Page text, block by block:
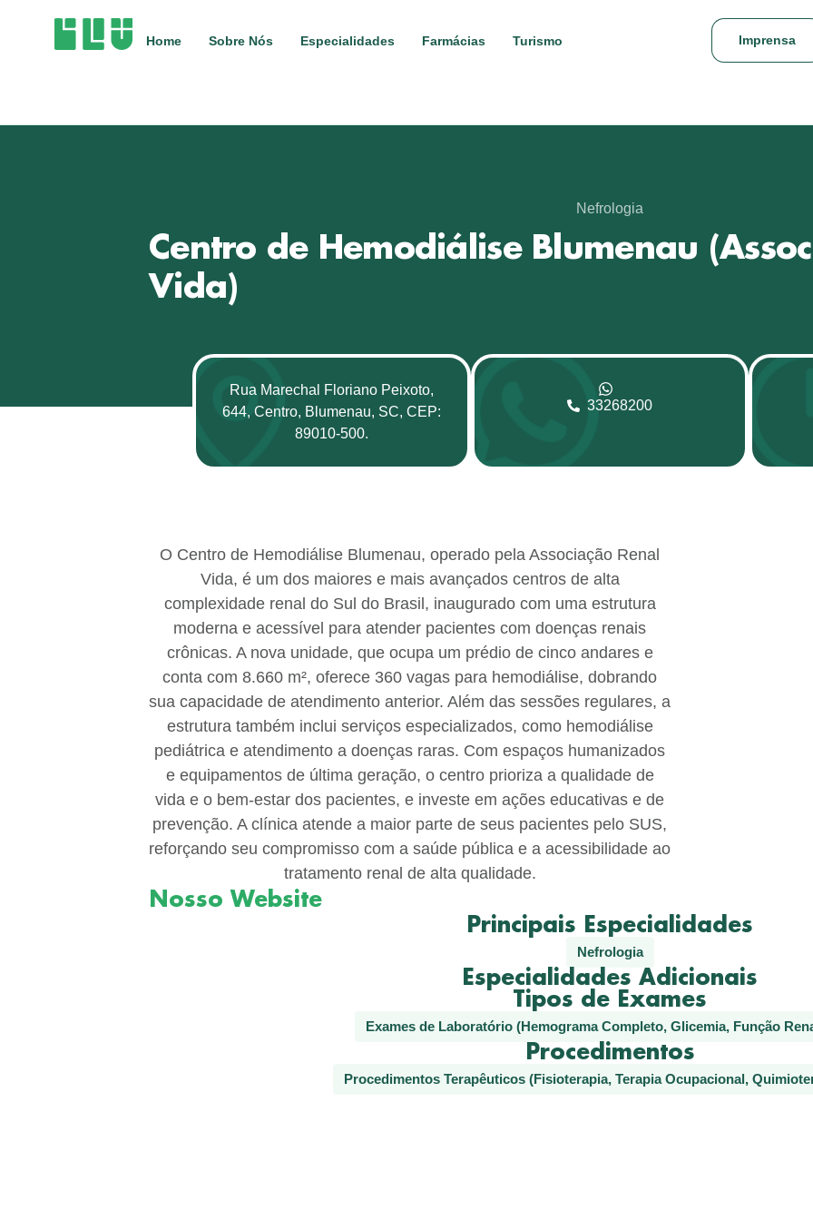
Home Sobre Nós Especialidades Farmácias Turismo Imprensa
Nefrologia
Centro de Hemodiálise Blumenau
Vida)
Rua Marechal Floriano Peixoto,
644, Centro, Blumenau, SC, CEP:
89010-500.
33268200
O Centro de Hemodiálise Blumenau, operado pela Associação Renal
Vida, é um dos maiores e mais avançados centros de alta
complexidade renal do Sul do Brasil, inaugurado com uma estrutura
moderna e acessível para atender pacientes com doenças renais
crônicas. A nova unidade, que ocupa um prédio de cinco andares e
conta com 8.660 m², oferece 360 vagas para hemodiálise, dobrando
sua capacidade de atendimento anterior. Além das sessões regulares, a
estrutura também inclui serviços especializados, como hemodiálise
pediátrica e atendimento a doenças raras. Com espaços humanizados
e equipamentos de última geração, o centro prioriza a qualidade de
vida e o bem-estar dos pacientes, e investe em ações educativas e de
prevenção. A clínica atende a maior parte de seus pacientes pelo SUS,
reforçando seu compromisso com a saúde pública e a acessibilidade ao
tratamento renal de alta qualidade.
Nosso Website
Principais Especialidades
Nefrologia
Especialidades Adicionais
Tipos de Exames
Exames de Laboratório (Hemograma Completo, Glicemia, Função
Procedimentos
Procedimentos Terapêuticos (Fisioterapia, Terapia Ocupacional,